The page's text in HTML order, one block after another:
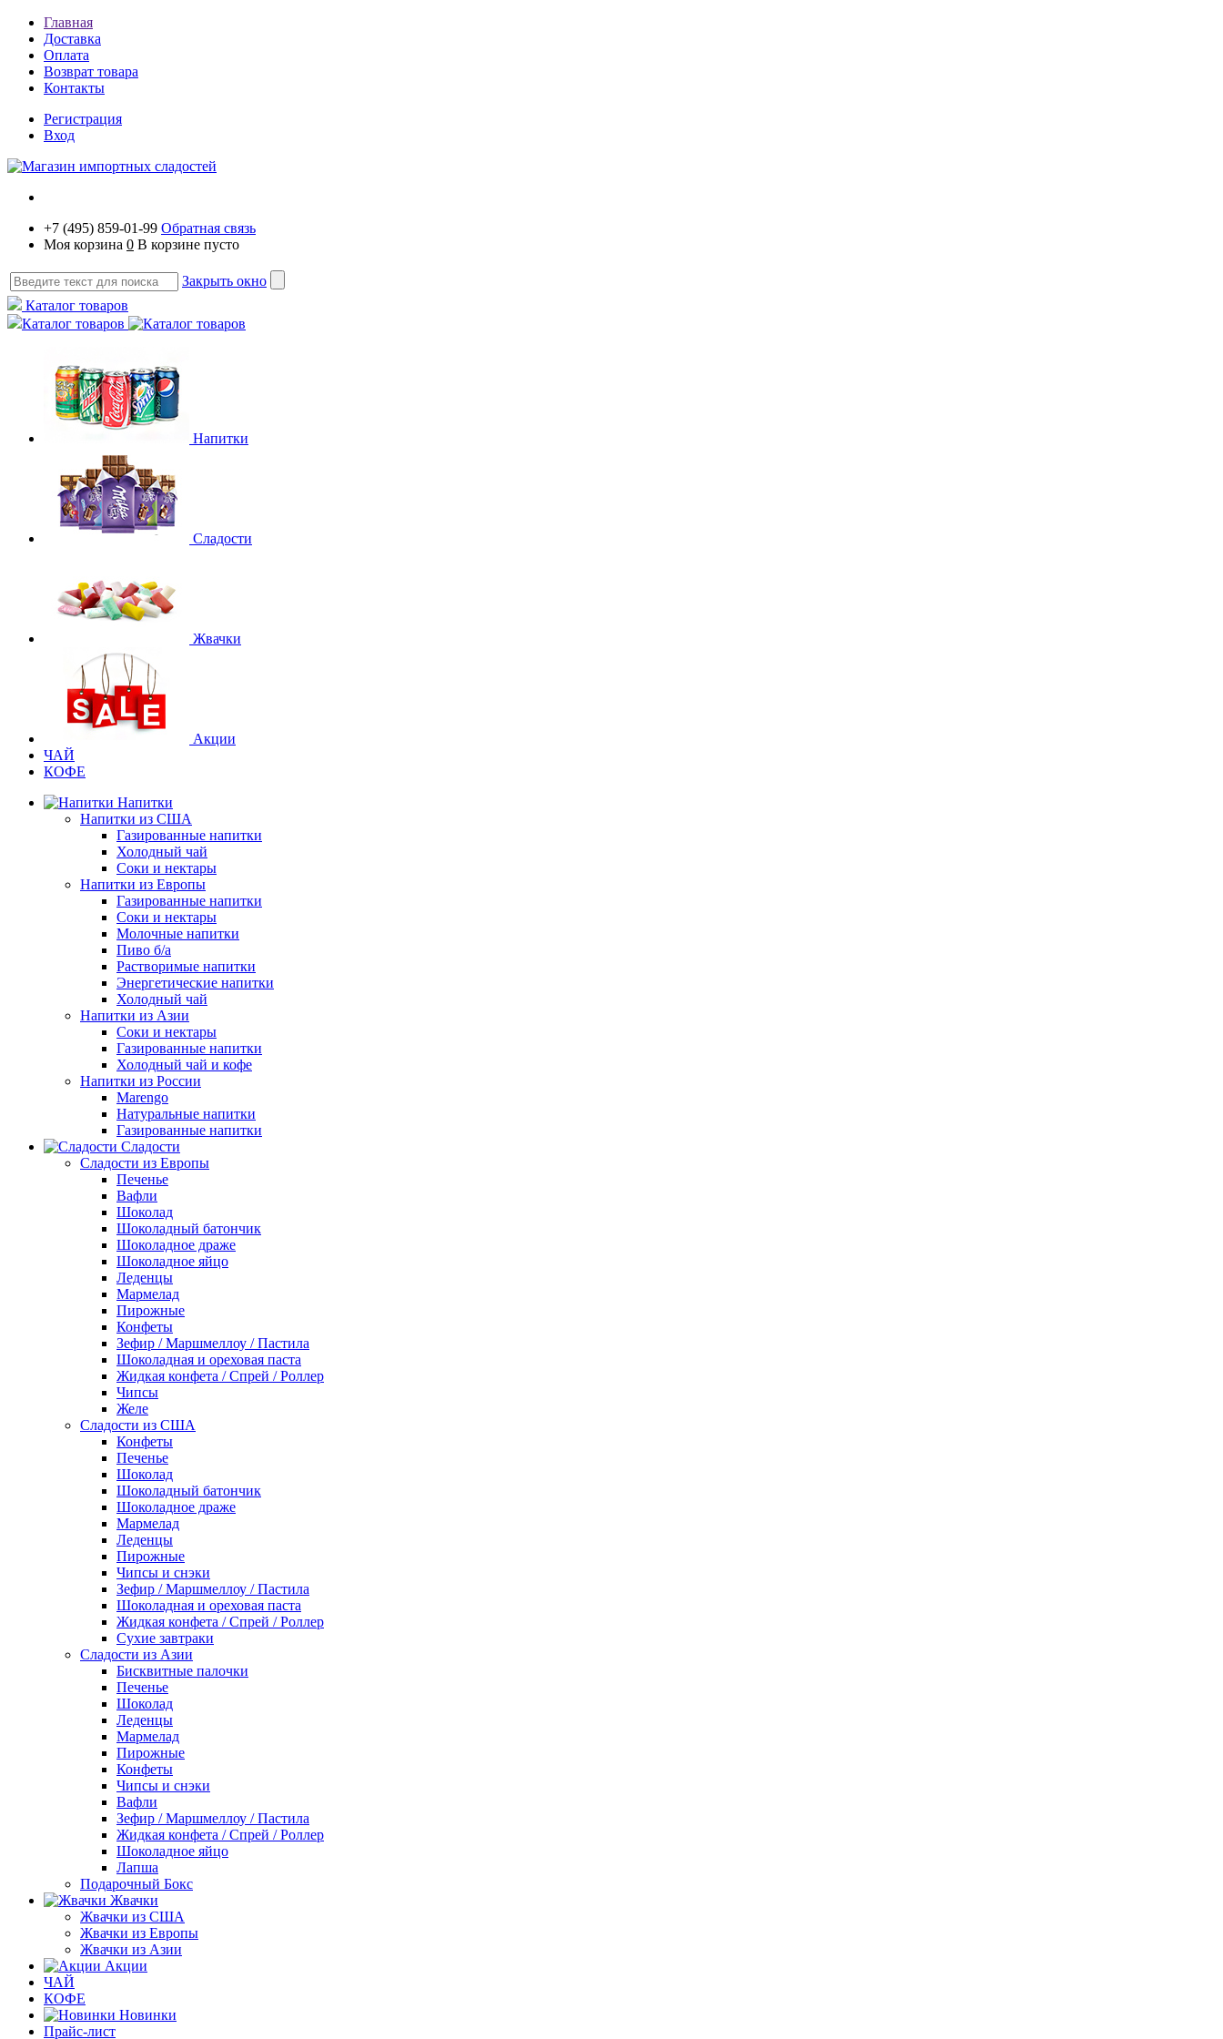
Главная
Доставка
Оплата
Возврат товара
Контакты
Регистрация
Вход
+7 (495) 859-01-99 Обратная связь
Моя корзина 0 В корзине пусто
Закрыть окно
Каталог товаров
Каталог товаров
Напитки
Сладости
Жвачки
Акции
ЧАЙ
КОФЕ
Напитки
Напитки из США
Газированные напитки
Холодный чай
Соки и нектары
Напитки из Европы
Газированные напитки
Соки и нектары
Молочные напитки
Пиво б/а
Растворимые напитки
Энергетические напитки
Холодный чай
Напитки из Азии
Соки и нектары
Газированные напитки
Холодный чай и кофе
Напитки из России
Marengo
Натуральные напитки
Газированные напитки
Сладости
Сладости из Европы
Печенье
Вафли
Шоколад
Шоколадный батончик
Шоколадное драже
Шоколадное яйцо
Леденцы
Мармелад
Пирожные
Конфеты
Зефир / Маршмеллоу / Пастила
Шоколадная и ореховая паста
Жидкая конфета / Спрей / Роллер
Чипсы
Желе
Сладости из США
Конфеты
Печенье
Шоколад
Шоколадный батончик
Шоколадное драже
Мармелад
Леденцы
Пирожные
Чипсы и снэки
Зефир / Маршмеллоу / Пастила
Шоколадная и ореховая паста
Жидкая конфета / Спрей / Роллер
Сухие завтраки
Сладости из Азии
Бисквитные палочки
Печенье
Шоколад
Леденцы
Мармелад
Пирожные
Конфеты
Чипсы и снэки
Вафли
Зефир / Маршмеллоу / Пастила
Жидкая конфета / Спрей / Роллер
Шоколадное яйцо
Лапша
Подарочный Бокс
Жвачки
Жвачки из США
Жвачки из Европы
Жвачки из Азии
Акции
ЧАЙ
КОФЕ
Новинки
Прайс-лист